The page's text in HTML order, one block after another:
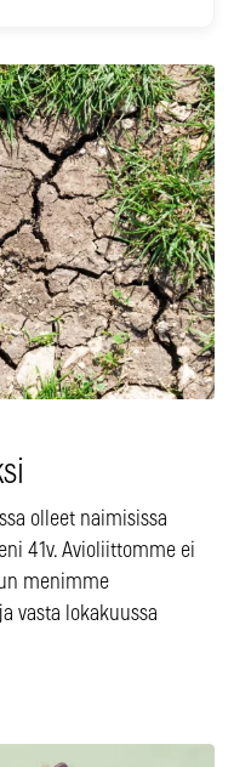
olleet naimisissa
41v. Avioliittomme ei
menimme
vasta lokakuussa